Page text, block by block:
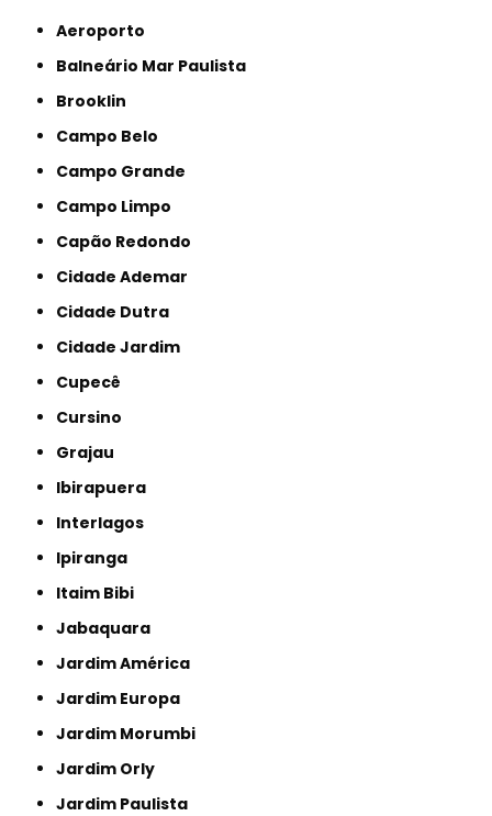
Aeroporto
Balneário Mar Paulista
Brooklin
Campo Belo
Campo Grande
Campo Limpo
Capão Redondo
Cidade Ademar
Cidade Dutra
Cidade Jardim
Cupecê
Cursino
Grajau
Ibirapuera
Interlagos
Ipiranga
Itaim Bibi
Jabaquara
Jardim América
Jardim Europa
Jardim Morumbi
Jardim Orly
Jardim Paulista